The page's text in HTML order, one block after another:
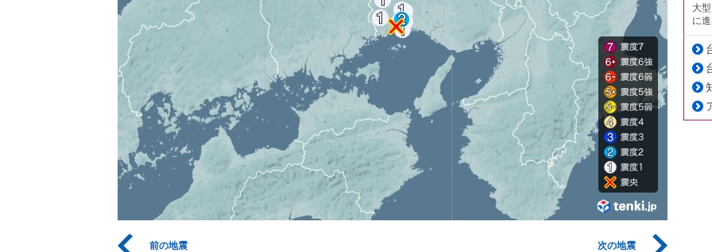
前の地震 次の地震
大
に